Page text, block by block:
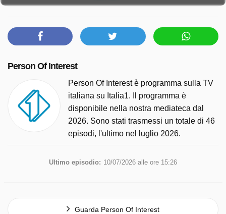
Person Of Interest
Person Of Interest è programma sulla TV
italiana su Italia1. Il programma è
disponibile nella nostra mediateca dal
2026. Sono stati trasmessi un totale di 46
episodi, l'ultimo nel luglio 2026.
Ultimo episodio: 10/07/2026 alle ore 15:26
Guarda Person Of Interest